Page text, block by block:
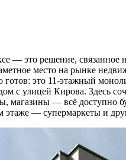
— это решение,
место на рынке
готов: это 11-этажный
с улицей Кирова. Здесь
магазины — всё
этаже — супермаркеты и